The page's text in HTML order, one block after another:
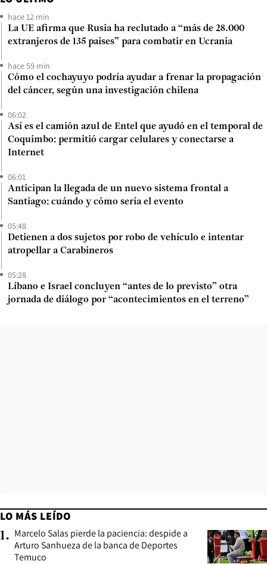
hace 12 min
La UE afirma que Rusia ha reclutado a “más de 28.000
extranjeros de 135 países” para combatir en Ucrania
hace 59 min
Cómo el cochayuyo podría ayudar a frenar la propagación
del cáncer, según una investigación chilena
06:02
Así es el camión azul de Entel que ayudó en el temporal de
Coquimbo: permitió cargar celulares y conectarse a
Internet
06:01
Anticipan la llegada de un nuevo sistema frontal a
Santiago: cuándo y cómo sería el evento
05:48
Detienen a dos sujetos por robo de vehículo e intentar
atropellar a Carabineros
05:28
Líbano e Israel concluyen “antes de lo previsto” otra
jornada de diálogo por “acontecimientos en el terreno”
LO MÁS LEÍDO
1. Marcelo Salas pierde la paciencia: despide a
Arturo Sanhueza de la banca de Deportes
Temuco